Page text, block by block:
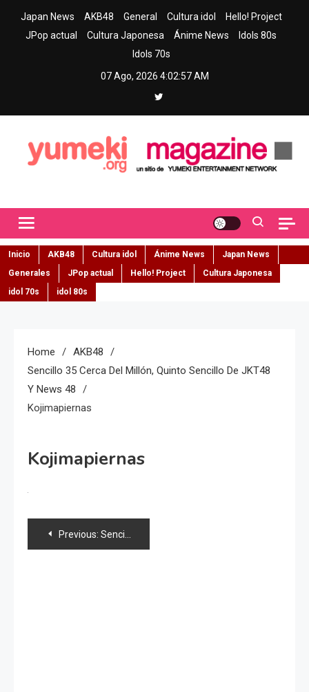
Japan News AKB48 General Cultura idol
Hello! Project
JPop actual
Cultura Japonesa Ánime News
Idols 80s
Idols 70s
07 Ago, 2026 4:02:58 AM
Inicio AKB48 Cultura idol Ánime News
Japan News
Generales
JPop actual Hello! Project
Cultura Japonesa
idol 70s
idol 80s
Home
AKB48
Sencillo 35 Cerca Del Millón, Quinto Sencillo De JKT48
Y News 48
Kojimapiernas
Kojimapiernas
Navegación
Previous: Sencillo 35 cerca del millón, quinto sencillo de JKT48 y news 48